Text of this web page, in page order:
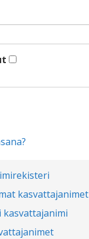
kasvattajanimet
kasvattajanimi